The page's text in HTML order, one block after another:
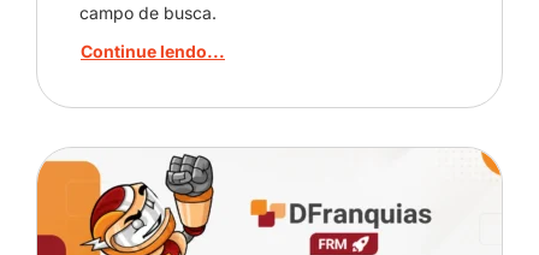
campo de busca.
Continue lendo...